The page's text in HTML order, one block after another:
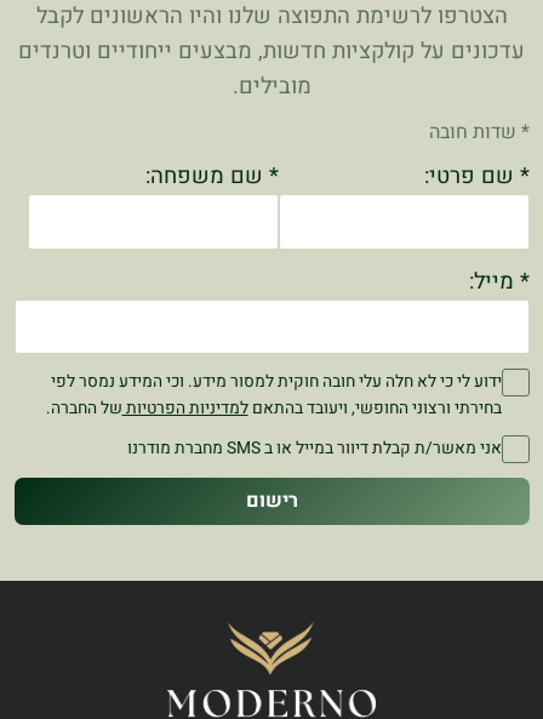
הצטרפו לרשימת התפוצה שלנו והיו הראשונים לקבל
עדכונים על קולקציות חדשות, מבצעים ייחודיים וטרנדים
מובילים.
* שדות חובה
* שם פרטי: * שם משפחה:
* מייל:
ידוע לי כי לא חלה עלי חובה חוקית למסור מידע. וכי המידע נמסר לפי
בחירתי ורצוני החופשי, ויעובד בהתאםלמדיניות הפרטיות של החברה.
אני מאשר/ת קבלת דיוור במייל או ב SMS מחברת מודרנו
רישום